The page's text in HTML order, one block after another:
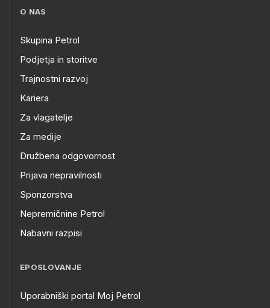
O NAS
Skupina Petrol
Podjetja in storitve
Trajnostni razvoj
Kariera
Za vlagatelje
Za medije
Družbena odgovornost
Prijava nepravilnosti
Sponzorstva
Nepremičnine Petrol
Nabavni razpisi
EPOSLOVANJE
Uporabniški portal Moj Petrol